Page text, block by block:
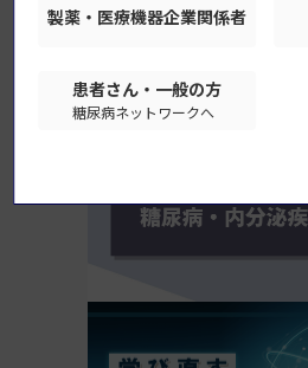
製薬・医療機器企業関係者
患者さん・一般の方
糖尿病ネットワークへ